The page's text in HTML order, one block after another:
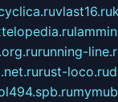
vlast16.ru
running-
rust-loco.ru